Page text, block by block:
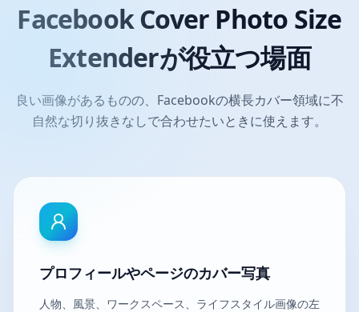
Facebook Cover Photo Size
Extenderが役立つ場面
良い画像があるものの、Facebookの横長カバー領域に不
自然な切り抜きなしで合わせたいときに使えます。
プロフィールやページのカバー写真
人物、風景、ワークスペース、ライフスタイル画像の左